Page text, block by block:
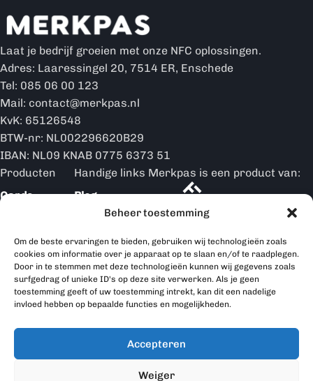
Beheer toestemming
Om de beste ervaringen te bieden, gebruiken wij technologieën zoals
cookies om informatie over je apparaat op te slaan en/of te raadplegen.
Door in te stemmen met deze technologieën kunnen wij gegevens zoals
surfgedrag of unieke ID's op deze site verwerken. Als je geen
toestemming geeft of uw toestemming intrekt, kan dit een nadelige
invloed hebben op bepaalde functies en mogelijkheden.
Accepteren
Weiger
Laat je bedrijf groeien met onze NFC oplossingen.
Adres: Laaressingel 20, 7514 ER, Enschede
Tel: 085 06 00 123
Mail: contact@merkpas.nl
KvK: 65126548
BTW-nr: NL002296620B29
IBAN: NL09 KNAB 0775 6373 51
Producten
Cards
Displays
Handige links
Blog
Hoe werkt
het
Merkpas
producten
Contact
Merkpas is een product van:
Merkpas is partner van: